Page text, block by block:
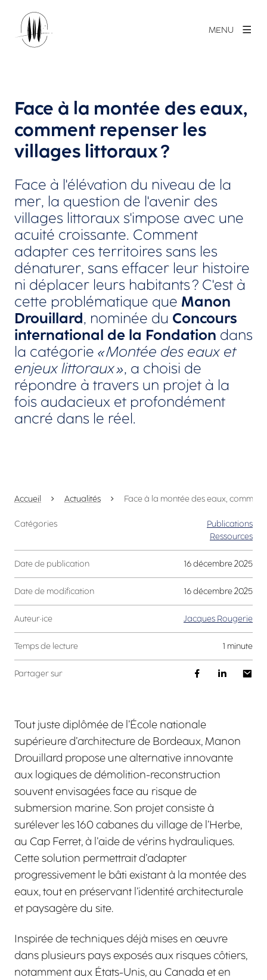
MENU
Face à la montée des eaux,
comment repenser les
villages littoraux ?
Face à l'élévation du niveau de la
mer, la question de l'avenir des
villages littoraux s'impose avec une
acuité croissante. Comment
adapter ces territoires sans les
dénaturer, sans effacer leur histoire
ni déplacer leurs habitants ? C'est à
cette problématique que Manon
Drouillard, nominée du Concours
international de la Fondation dans
la catégorie « Montée des eaux et
enjeux littoraux », a choisi de
répondre à travers un projet à la
fois audacieux et profondément
ancré dans le réel.
Accueil Actualités Face à la montée des eaux,
Catégories
Publications
Ressources
Date de publication 16 décembre 2025
Date de modification 16 décembre 2025
Auteur·ice Jacques Rougerie
Temps de lecture 1 minute
Partager sur
Tout juste diplômée de l’École nationale
supérieure d’architecture de Bordeaux, Manon
Drouillard propose une alternative innovante
aux logiques de démolition-reconstruction
souvent envisagées face au risque de
submersion marine. Son projet consiste à
surélever les 160 cabanes du village de l’Herbe,
au Cap Ferret, à l’aide de vérins hydrauliques.
Cette solution permettrait d’adapter
progressivement le bâti existant à la montée des
eaux, tout en préservant l’identité architecturale
et paysagère du site.
Inspirée de techniques déjà mises en œuvre
dans plusieurs pays exposés aux risques côtiers,
notamment aux États-Unis, au Canada et en